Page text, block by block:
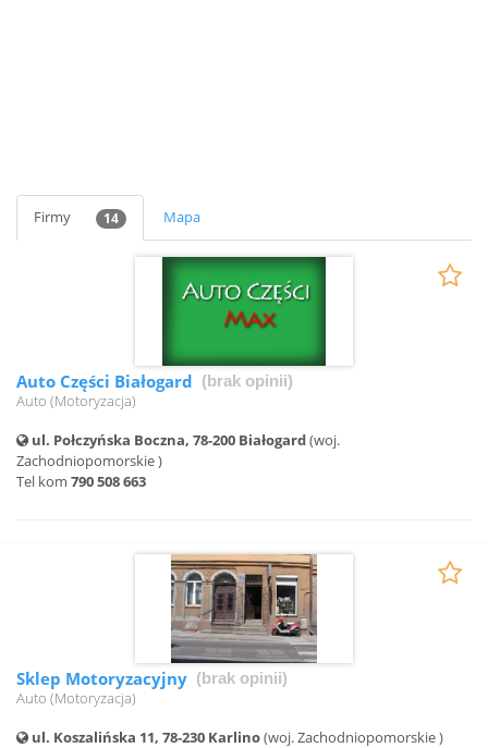
Firmy 14 Mapa
Auto Części Białogard (brak opinii)
Auto (Motoryzacja)
ul. Połczyńska Boczna, 78-200 Białogard(woj.
Zachodniopomorskie )
Tel kom 790 508 663
Sklep Motoryzacyjny (brak opinii)
Auto (Motoryzacja)
ul. Koszalińska 11, 78-230 Karlino(woj. Zachodniopomorskie )